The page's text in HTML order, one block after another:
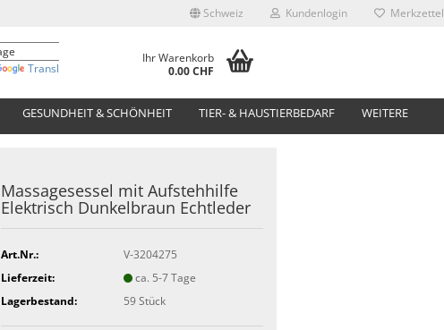
Schweiz Kundenlogin Merkzettel
Translate
Ihr Warenkorb
0.00 CHF
GESUNDHEIT & SCHÖNHEIT TIER- & HAUSTIERBEDARF WEITERE
Massagesessel mit Aufstehhilfe
Elektrisch Dunkelbraun Echtleder
Art.Nr.:
V-3204275
Lieferzeit:
ca. 5-7 Tage
Lagerbestand:
59Stück